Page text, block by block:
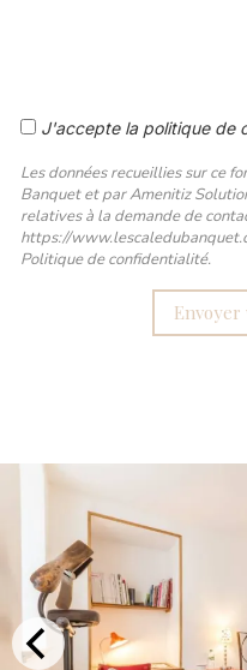
J'accepte la politique de
Les données recueillies sur ce
Banquet et par Amenitiz
relatives à la demande de
https://
Politique de confidentialité.